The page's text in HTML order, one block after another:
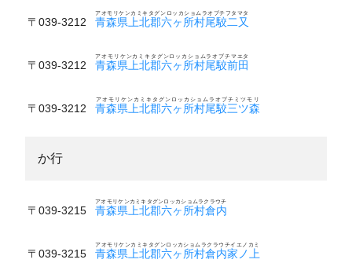
〒039-3212 青森県上北郡六ヶ所村尾駮二又
アオモリケンカミキタグンロッカショムラオブチフタマタ
〒039-3212 青森県上北郡六ヶ所村尾駮前田
アオモリケンカミキタグンロッカショムラオブチマエタ
〒039-3212 青森県上北郡六ヶ所村尾駮三ツ森
アオモリケンカミキタグンロッカショムラオブチミツモリ
か行
〒039-3215 青森県上北郡六ヶ所村倉内
アオモリケンカミキタグンロッカショムラクラウチ
〒039-3215 青森県上北郡六ヶ所村倉内家ノ上
アオモリケンカミキタグンロッカショムラクラウチイエノカミ